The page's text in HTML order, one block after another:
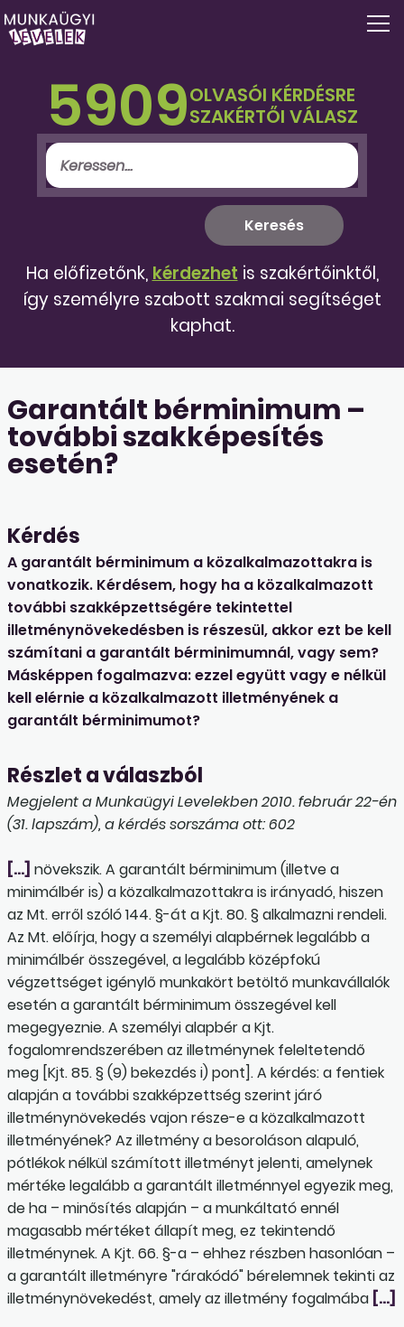
5909OLVASÓI KÉRDÉSRE
SZAKÉRTŐI VÁLASZ
Ha előfizetőnk, kérdezhet is szakértőinktől,
így személyre szabott szakmai segítséget
kaphat.
Garantált bérminimum –
további szakképesítés
esetén?
Kérdés
A garantált bérminimum a közalkalmazottakra is
vonatkozik. Kérdésem, hogy ha a közalkalmazott
további szakképzettségére tekintettel
illetménynövekedésben is részesül, akkor ezt be kell
számítani a garantált bérminimumnál, vagy sem?
Másképpen fogalmazva: ezzel együtt vagy e nélkül
kell elérnie a közalkalmazott illetményének a
garantált bérminimumot?
Részlet a válaszból
Megjelent a Munkaügyi Levelekben 2010. február 22-én
(31. lapszám), a kérdés sorszáma ott: 602
[…] növekszik. A garantált bérminimum (illetve a
minimálbér is) a közalkalmazottakra is irányadó, hiszen
az Mt. erről szóló 144. §-át a Kjt. 80. § alkalmazni rendeli.
Az Mt. előírja, hogy a személyi alapbérnek legalább a
minimálbér összegével, a legalább középfokú
végzettséget igénylő munkakört betöltő munkavállalók
esetén a garantált bérminimum összegével kell
megegyeznie. A személyi alapbér a Kjt.
fogalomrendszerében az illetménynek feleltetendő
meg [Kjt. 85. § (9) bekezdés i) pont]. A kérdés: a fentiek
alapján a további szakképzettség szerint járó
illetménynövekedés vajon része-e a közalkalmazott
illetményének? Az illetmény a besoroláson alapuló,
pótlékok nélkül számított illetményt jelenti, amelynek
mértéke legalább a garantált illetménnyel egyezik meg,
de ha – minősítés alapján – a munkáltató ennél
magasabb mértéket állapít meg, ez tekintendő
illetménynek. A Kjt. 66. §-a – ehhez részben hasonlóan –
a garantált illetményre "rárakódó" bérelemnek tekinti az
illetménynövekedést, amely az illetmény fogalmába […]